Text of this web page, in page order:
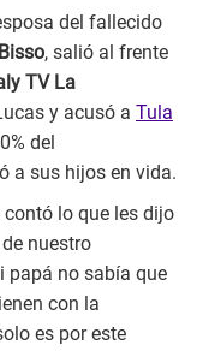
del fallecido
, salió al frente
TV La
y acusó a Tula
del
a sus hijos en vida.
contó lo que les dijo
nuestro
papá no sabía que
con la
es por este